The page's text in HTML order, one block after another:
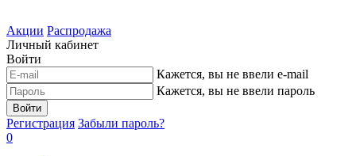
Акции Распродажа
Личный кабинет
Войти
Кажется, вы не ввели e-mail
Кажется, вы не ввели пароль
Войти
Регистрация Забыли пароль?
0